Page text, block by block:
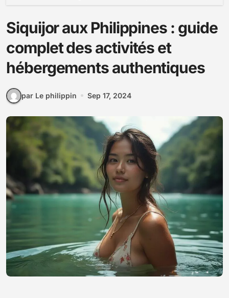
Siquijor aux Philippines : guide
complet des activités et
hébergements authentiques
par Le philippin Sep 17, 2024